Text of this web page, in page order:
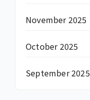
November 2025
October 2025
September 2025